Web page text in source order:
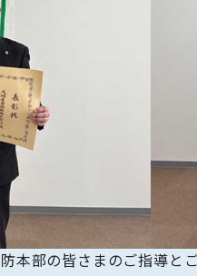
本部の皆さまのご指導と